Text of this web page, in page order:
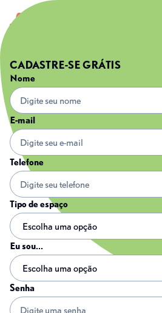
CADASTRE-SE GRÁTIS
Nome
E-mail
Telefone
Tipo de espaço
Eu sou...
Senha